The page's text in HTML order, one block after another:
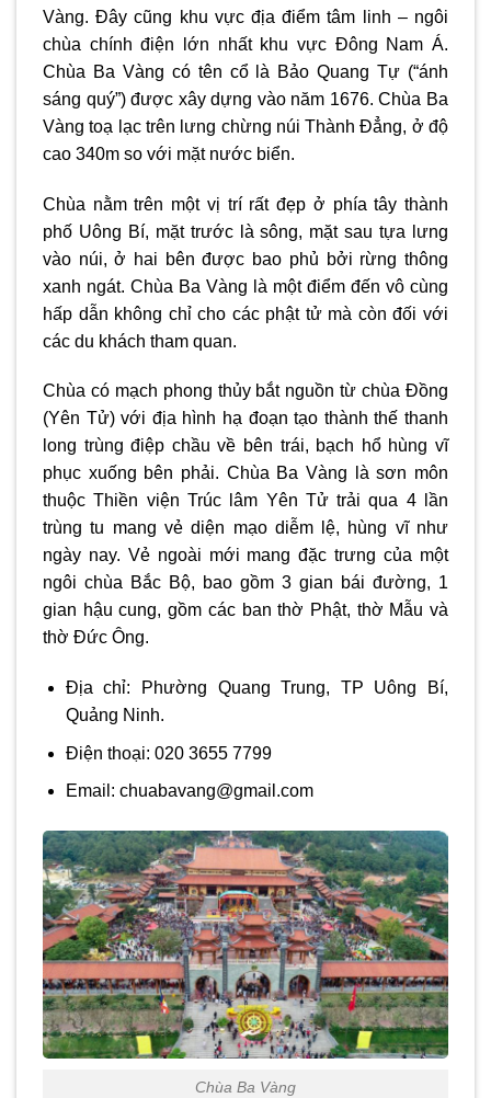
Vàng. Đây cũng khu vực địa điểm tâm linh – ngôi
chùa chính điện lớn nhất khu vực Đông Nam Á.
Chùa Ba Vàng có tên cổ là Bảo Quang Tự (“ánh
sáng quý”) được xây dựng vào năm 1676. Chùa Ba
Vàng toạ lạc trên lưng chừng núi Thành Đẳng, ở độ
cao 340m so với mặt nước biển.
Chùa nằm trên một vị trí rất đẹp ở phía tây thành
phố Uông Bí, mặt trước là sông, mặt sau tựa lưng
vào núi, ở hai bên được bao phủ bởi rừng thông
xanh ngát. Chùa Ba Vàng là một điểm đến vô cùng
hấp dẫn không chỉ cho các phật tử mà còn đối với
các du khách tham quan.
Chùa có mạch phong thủy bắt nguồn từ chùa Đồng
(Yên Tử) với địa hình hạ đoạn tạo thành thế thanh
long trùng điệp chầu về bên trái, bạch hổ hùng vĩ
phục xuống bên phải. Chùa Ba Vàng là sơn môn
thuộc Thiền viện Trúc lâm Yên Tử trải qua 4 lần
trùng tu mang vẻ diện mạo diễm lệ, hùng vĩ như
ngày nay. Vẻ ngoài mới mang đặc trưng của một
ngôi chùa Bắc Bộ, bao gồm 3 gian bái đường, 1
gian hậu cung, gồm các ban thờ Phật, thờ Mẫu và
thờ Đức Ông.
Địa chỉ: Phường Quang Trung, TP Uông Bí,
Quảng Ninh.
Điện thoại: 020 3655 7799
Email: chuabavang@gmail.com
Chùa Ba Vàng